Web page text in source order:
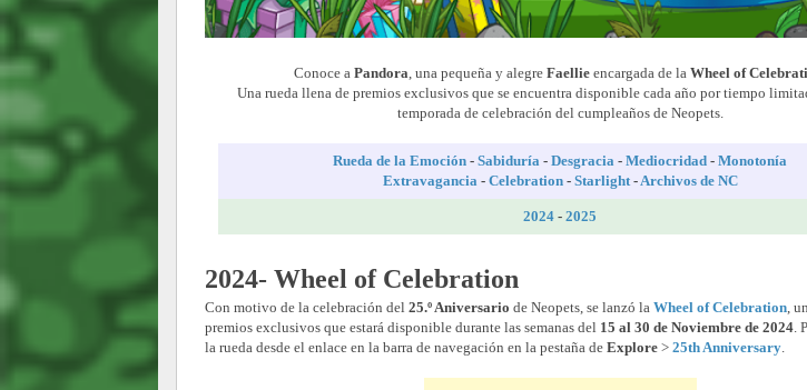
Conoce a Pandora, una pequeña y alegre Faellieencargada de laWheel of
Una rueda llena de premios exclusivos que se encuentra disponible cada año por tiempo
temporada de celebración del cumpleaños de Neopets.
Rueda de la Emoción -Sabiduría -Desgracia -Mediocridad -Monotonía
Extravagancia- Celebration- Starlight-Archivos de NC
2024 -2025
2024- Wheel of Celebration
Con motivo de la celebración del 25.º Aniversario de Neopets, se lanzó la Wheel of Celebration,
premios exclusivos que estará disponible durante las semanas del 15 al 30 de Noviembre de 2024.
la rueda desde el enlace en la barra de navegación en la pestaña de Explore > 25th Anniversary.